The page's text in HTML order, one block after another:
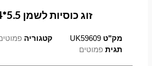
זוג כוסיות לשמן 5.5*4 ס"מ כסף
מק"טUK59609 קטגוריה פמוטים א
תגית פמוטים